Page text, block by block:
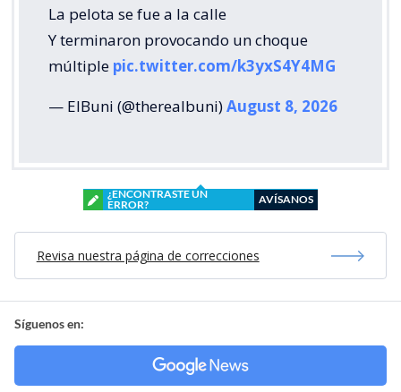
La pelota se fue a la calle
Y terminaron provocando un choque
múltiple pic.twitter.com/k3yxS4Y4MG
— ElBuni (@therealbuni)August 8, 2026
¿ENCONTRASTE UN
ERROR?
AVÍSANOS
Revisa nuestra página de correcciones
Síguenos en: